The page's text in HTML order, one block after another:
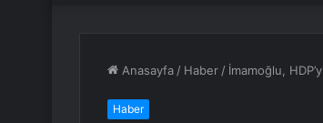
Anasayfa / Haber / İmamoğlu,
Haber